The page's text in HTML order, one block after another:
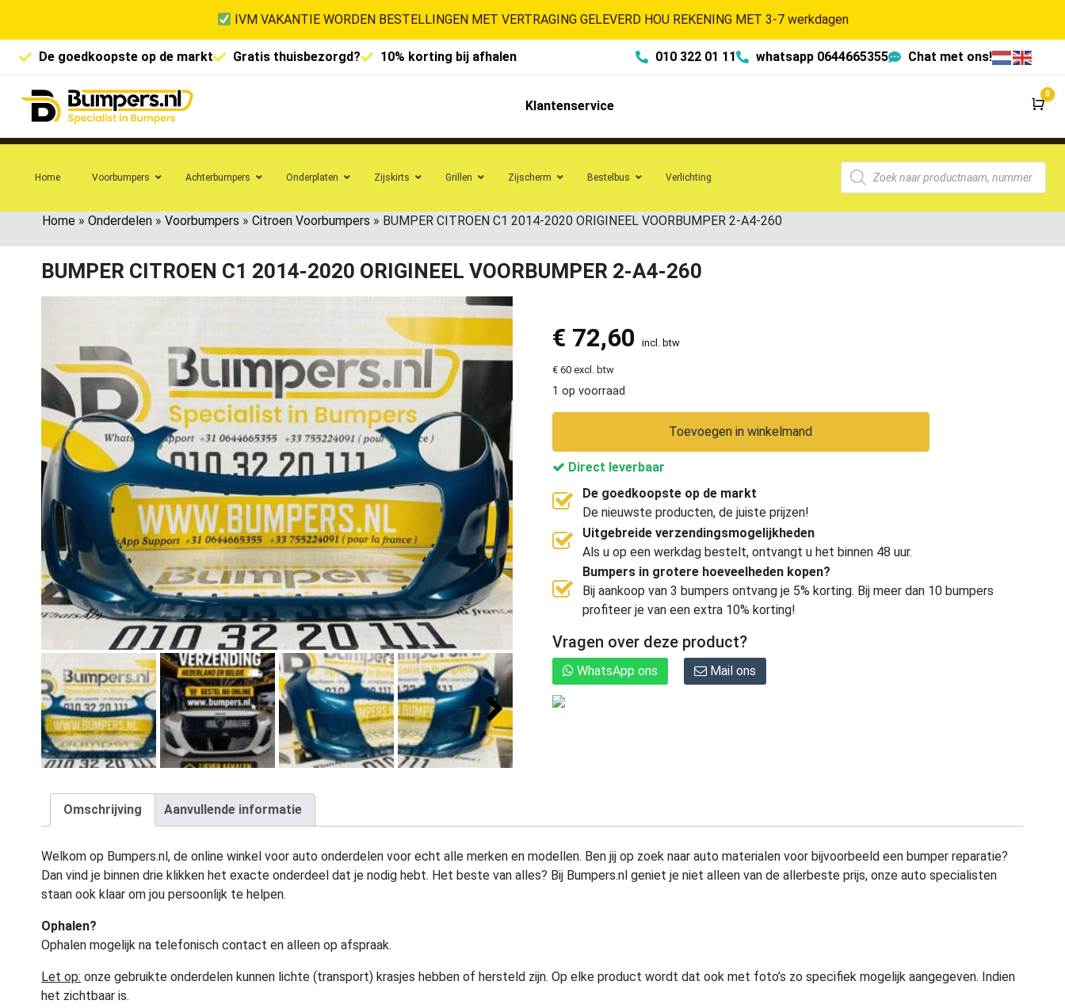
IVM VAKANTIE WORDEN BESTELLINGEN MET VERTRAGING GELEVERD HOU REKENING MET 3-7 werkdagen
De goedkoopste op de markt Gratis thuisbezorgd? 10% korting bij afhalen 010 322 01 11 whatsapp 0644665355 Chat met ons!
Klantenservice
0
Home Voorbumpers Achterbumpers Onderplaten Zijskirts Grillen Zijscherm Bestelbus Verlichting
Home » Onderdelen » Voorbumpers » Citroen Voorbumpers » BUMPER CITROEN C1 2014-2020 ORIGINEEL VOORBUMPER 2-A4-260
BUMPER CITROEN C1 2014-2020 ORIGINEEL VOORBUMPER 2-A4-260
€ 72,60 incl. btw
€ 60 excl. btw
1 op voorraad
Toevoegen in winkelmand
Direct leverbaar
De goedkoopste op de markt
De nieuwste producten, de juiste prijzen!
Uitgebreide verzendingsmogelijkheden
Als u op een werkdag bestelt, ontvangt u het binnen 48 uur.
Bumpers in grotere hoeveelheden kopen?
Bij aankoop van 3 bumpers ontvang je 5% korting. Bij meer dan 10 bumpers
profiteer je van een extra 10% korting!
Vragen over deze product?
WhatsApp ons Mail ons
Omschrijving Aanvullende informatie
Welkom op Bumpers.nl, de online winkel voor auto onderdelen voor echt alle merken en modellen. Ben jij op zoek naar auto materialen voor bijvoorbeeld een bumper reparatie?
Dan vind je binnen drie klikken het exacte onderdeel dat je nodig hebt. Het beste van alles? Bij Bumpers.nl geniet je niet alleen van de allerbeste prijs, onze auto specialisten
staan ook klaar om jou persoonlijk te helpen.
Ophalen?
Ophalen mogelijk na telefonisch contact en alleen op afspraak.
Let op: onze gebruikte onderdelen kunnen lichte (transport) krasjes hebben of hersteld zijn. Op elke product wordt dat ook met foto’s zo specifiek mogelijk aangegeven. Indien
het zichtbaar is.